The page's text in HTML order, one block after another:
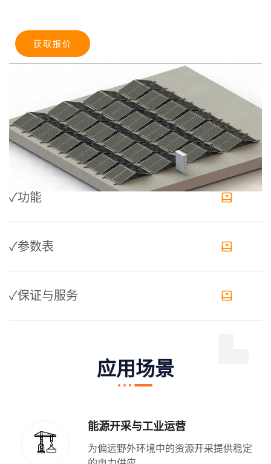
获取报价
✓功能
✓参数表
✓保证与服务
应用场景
能源开采与工业运营
为偏远野外环境中的资源开采提供稳定